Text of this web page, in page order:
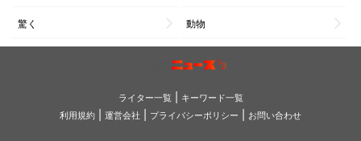
驚く 動物
ライター一覧| キーワード一覧
利用規約 | 運営会社 | プライバシーポリシー | お問い合わせ